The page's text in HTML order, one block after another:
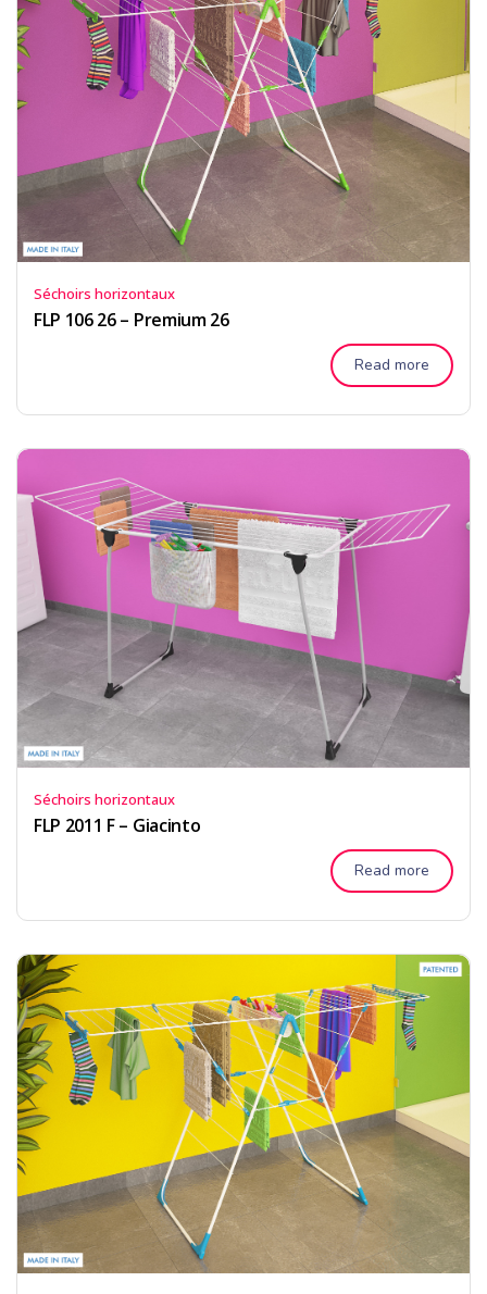
Séchoirs horizontaux
FLP 106 26 – Premium 26
Read more
Séchoirs horizontaux
FLP 2011 F – Giacinto
Read more